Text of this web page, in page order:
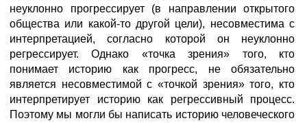
неуклонно прогрессирует (в направлении открытого
общества или какой-то другой цели), несовместима с
интерпретацией, согласно которой он неуклонно
регрессирует. Однако «точка зрения» того, кто
понимает историю как прогресс, не обязательно
является несовместимой с «точкой зрения» того, кто
интерпретирует историю как регрессивный процесс.
Поэтому мы могли бы написать историю человеческого